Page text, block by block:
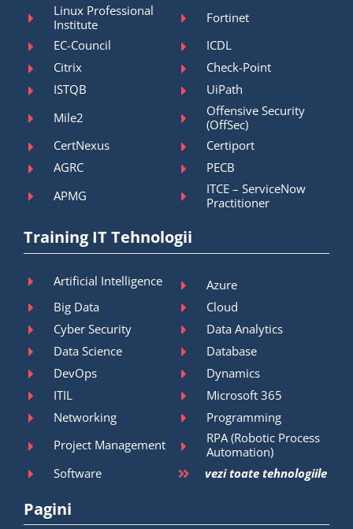
Linux Professional
Institute
Fortinet
EC-Council
ICDL
Citrix
Check-Point
ISTQB
UiPath
Mile2
Offensive Security
(OffSec)
CertNexus
Certiport
AGRC
PECB
APMG
ITCE – ServiceNow
Practitioner
Training IT Tehnologii
Artificial Intelligence
Azure
Big Data
Cloud
Cyber Security
Data Analytics
Data Science
Database
DevOps
Dynamics
ITIL
Microsoft 365
Networking
Programming
Project Management
RPA (Robotic Process
Automation)
Software
vezi toate tehnologiile
Pagini